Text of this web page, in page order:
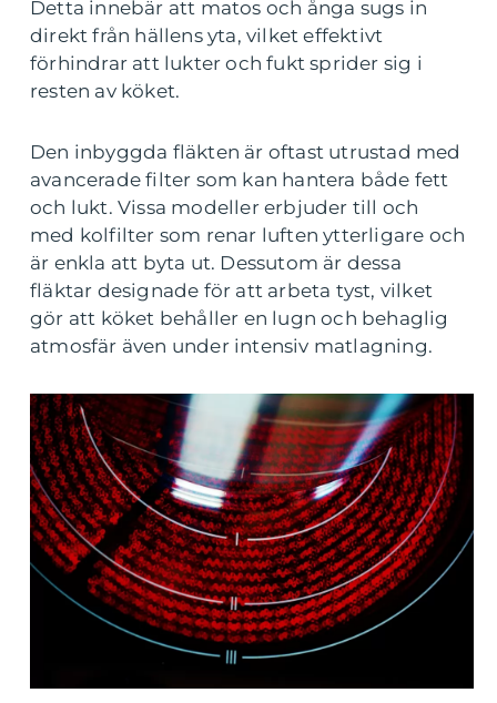
Detta innebär att matos och ånga sugs in
direkt från hällens yta, vilket effektivt
förhindrar att lukter och fukt sprider sig i
resten av köket.
Den inbyggda fläkten är oftast utrustad med
avancerade filter som kan hantera både fett
och lukt. Vissa modeller erbjuder till och
med kolfilter som renar luften ytterligare och
är enkla att byta ut. Dessutom är dessa
fläktar designade för att arbeta tyst, vilket
gör att köket behåller en lugn och behaglig
atmosfär även under intensiv matlagning.